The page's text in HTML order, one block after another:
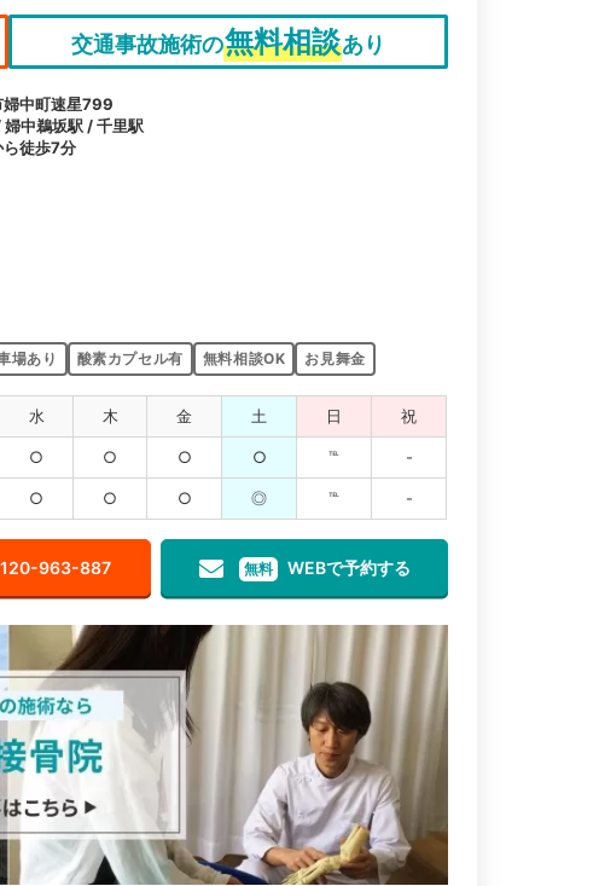
交通事故施術の無料相談あり
婦中町速星799
中鵜坂駅 / 千里駅
ら徒歩7分
場あり 酸素カプセル有 無料相談OK お見舞金
水 木 金 土 日 祝
○ ○ ○ ○ ℡ -
○ ○ ○ ◎ ℡ -
963-887 無料 WEBで予約する